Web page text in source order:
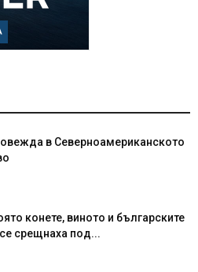
в Северноамериканското
конете, виното и българските
срещнаха под...